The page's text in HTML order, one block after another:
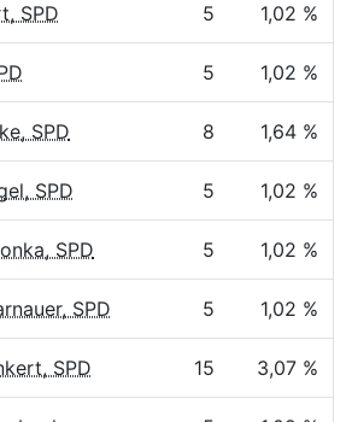
SPD 5 1,02 %
5 1,02 %
SPD 8 1,64 %
SPD 5 1,02 %
SPD 5 1,02 %
SPD 5 1,02 %
SPD 15 3,07 %